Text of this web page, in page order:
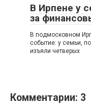
В Ирпене у
за
В подмосковном
событие: у семьи,
изъяли четверых
Комментарии: 3